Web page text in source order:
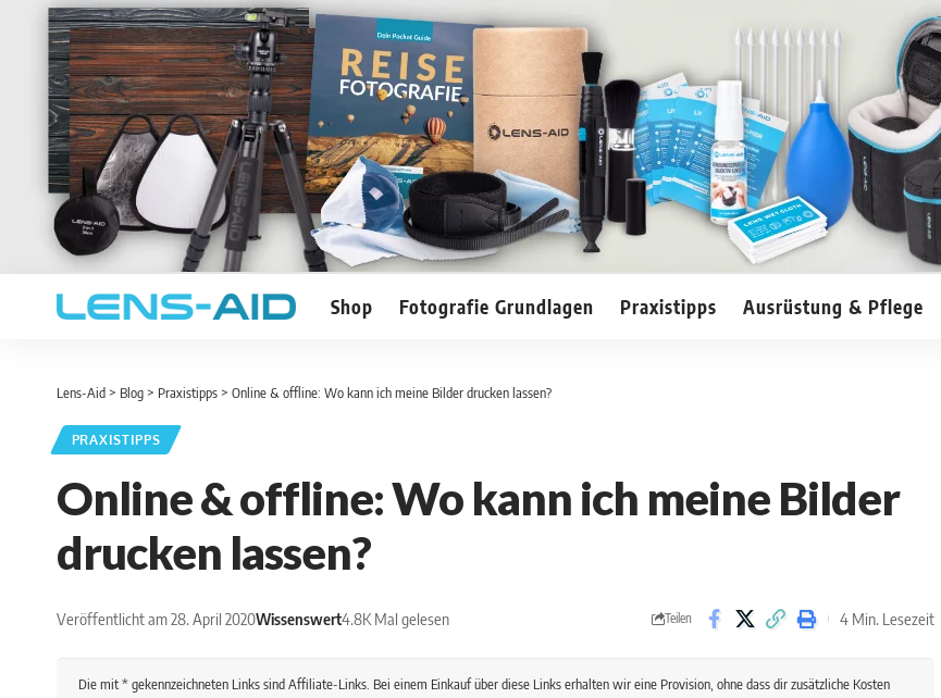
Shop Fotografie Grundlagen Praxistipps Ausrüstung & Pflege
Lens-Aid > Blog > Praxistipps > Online & offline: Wo kann ich meine Bilder drucken lassen?
PRAXISTIPPS
Online & offline: Wo kann ich meine Bilder
drucken lassen?
Veröffentlicht am 28. April 2020Wissenswert4.8K Mal gelesen Teilen 4 Min. Lesezeit
Die mit * gekennzeichneten Links sind Affiliate-Links. Bei einem Einkauf über diese Links erhalten wir eine Provision, ohne dass dir zusätzliche Kosten